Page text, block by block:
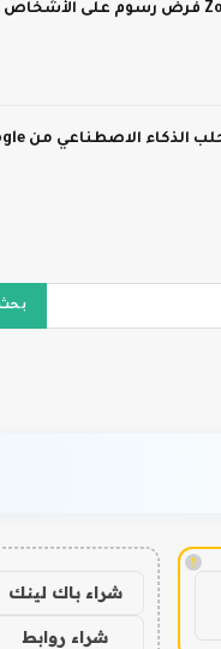
!
شراء باك لينك
شراء روابط